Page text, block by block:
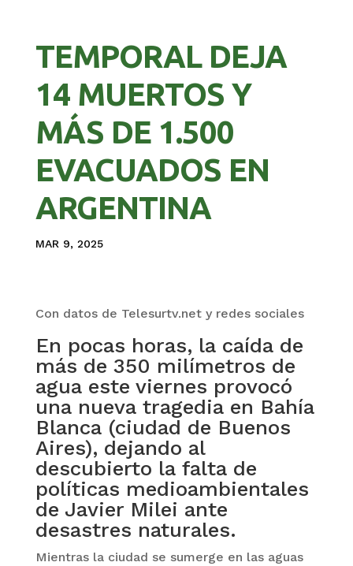
TEMPORAL DEJA
14 MUERTOS Y
MÁS DE 1.500
EVACUADOS EN
ARGENTINA
MAR 9, 2025
Con datos de Telesurtv.net y redes sociales
En pocas horas, la caída de
más de 350 milímetros de
agua este viernes provocó
una nueva tragedia en Bahía
Blanca (ciudad de Buenos
Aires), dejando al
descubierto la falta de
políticas medioambientales
de Javier Milei ante
desastres naturales.
Mientras la ciudad se sumerge en las aguas